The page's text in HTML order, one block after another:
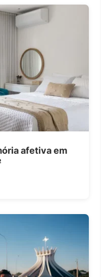
afetiva em